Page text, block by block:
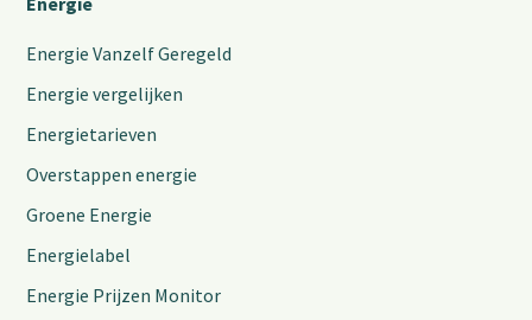
Energie Vanzelf Geregeld
Energie vergelijken
Energietarieven
Overstappen energie
Groene Energie
Energielabel
Energie Prijzen Monitor